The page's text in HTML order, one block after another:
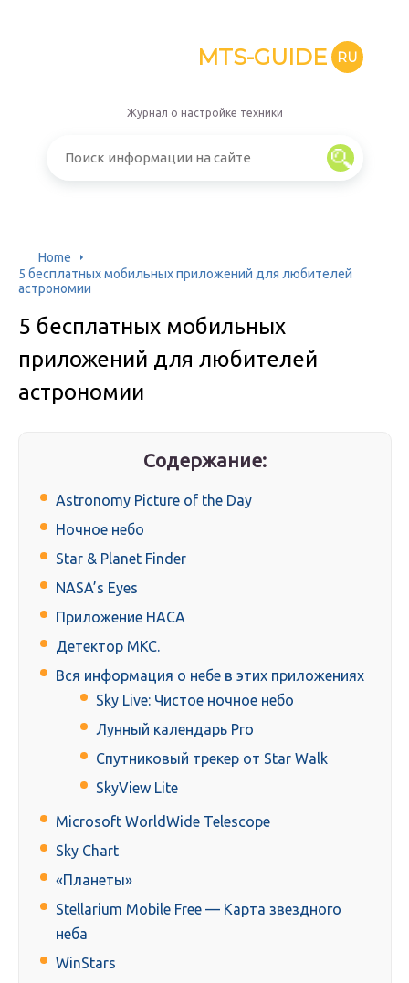
MTS-GUIDE RU
Журнал о настройке техники
Home
5 бесплатных мобильных приложений для любителей
астрономии
5 бесплатных мобильных
приложений для любителей
астрономии
Содержание:
Astronomy Picture of the Day
Ночное небо
Star & Planet Finder
NASA’s Eyes
Приложение НАСА
Детектор МКС.
Вся информация о небе в этих приложениях
Sky Live: Чистое ночное небо
Лунный календарь Pro
Спутниковый трекер от Star Walk
SkyView Lite
Microsoft WorldWide Telescope
Sky Chart
«Планеты»
Stellarium Mobile Free — Карта звездного
неба
WinStars